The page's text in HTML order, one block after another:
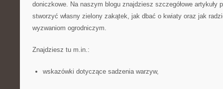
doniczkowe. Na naszym blogu znajdziesz szczegółowe artykuły
stworzyć własny zielony zakątek, jak dbać o kwiaty oraz jak
wyzwaniom ogrodniczym.
Znajdziesz tu m.in.:
wskazówki dotyczące sadzenia warzyw,